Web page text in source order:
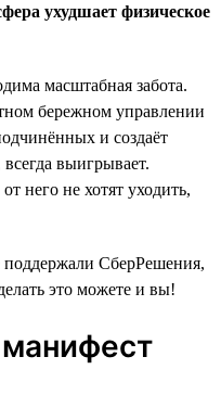
ухудшает физическое
масштабная забота.
бережном управлении
и создаёт
выигрывает.
него не хотят уходить,
поддержали СберРешения,
это можете и вы!